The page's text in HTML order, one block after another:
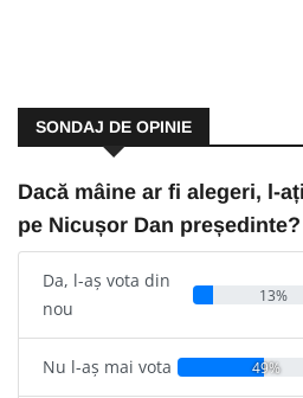
SONDAJ DE OPINIE
Dacă mâine ar fi alegeri, l-
pe Nicușor Dan președinte?
Da, l-aș vota din
nou
13%
Nu l-aș mai vota 49%